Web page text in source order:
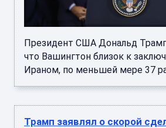
Президент США Дональд
что Вашингтон близок к
Ираном, по меньшей мере 37
Трамп заявлял о скорой